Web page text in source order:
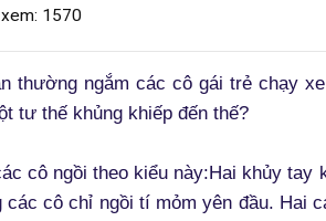
1570
thường ngắm các cô gái trẻ chạy
tư thế khủng khiếp đến thế?
cô ngồi theo kiểu này: Hai khủy tay
các cô chỉ ngồi tí mỏm yên đầu. Hai